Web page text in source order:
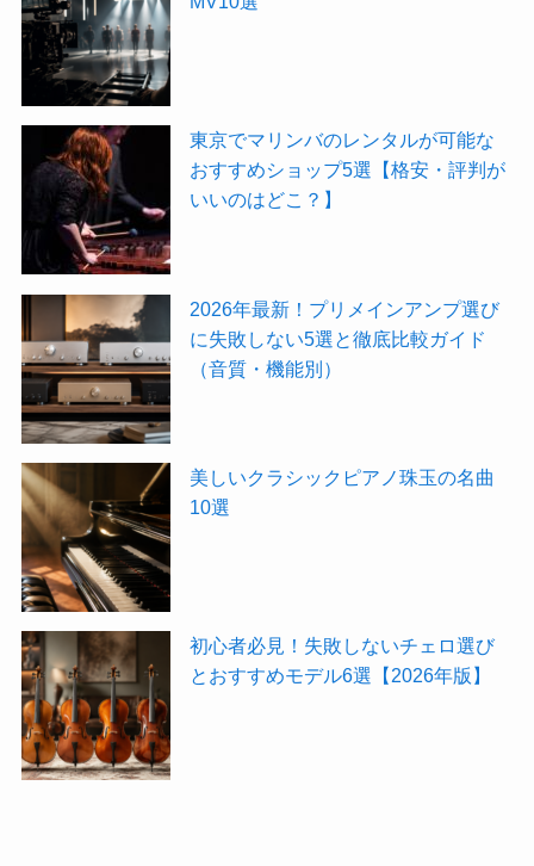
東京でマリンバのレンタルが可能な
おすすめショップ5選【格安・評判が
いいのはどこ？】
2026年最新！プリメインアンプ選び
に失敗しない5選と徹底比較ガイド
（音質・機能別）
美しいクラシックピアノ珠玉の名曲
10選
初心者必見！失敗しないチェロ選び
とおすすめモデル6選【2026年版】